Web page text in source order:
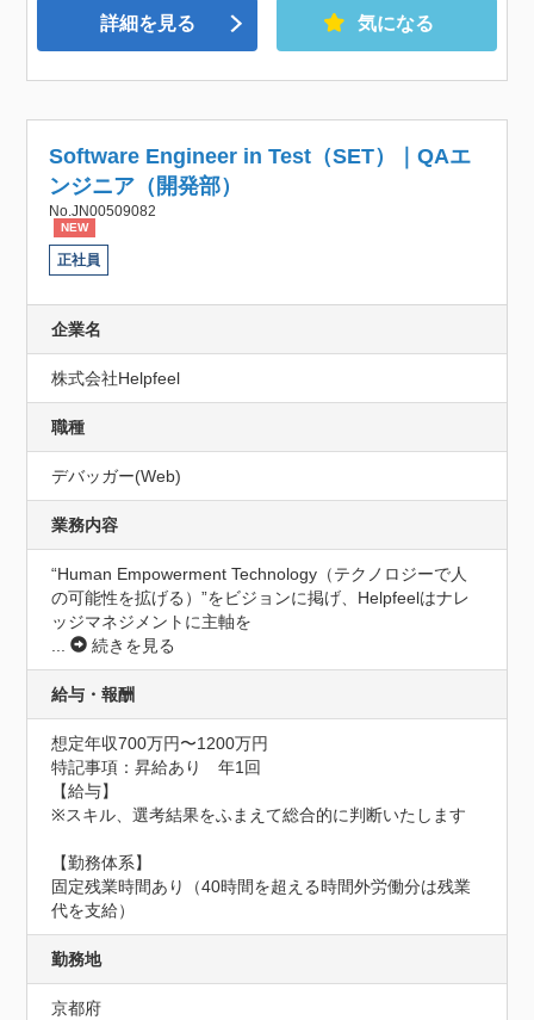
詳細を見る 気になる
Software Engineer in Test（SET）｜QAエ
ンジニア（開発部）
No.JN00509082
NEW
正社員
企業名
株式会社Helpfeel
職種
デバッガー(Web)
業務内容
“Human Empowerment Technology（テクノロジーで人
の可能性を拡げる）”をビジョンに掲げ、Helpfeelはナレ
ッジマネジメントに主軸を
...
続きを見る
給与・報酬
想定年収700万円〜1200万円
特記事項：昇給あり　年1回
【給与】
※スキル、選考結果をふまえて総合的に判断いたします
【勤務体系】
固定残業時間あり（40時間を超える時間外労働分は残業
代を支給）
勤務地
京都府